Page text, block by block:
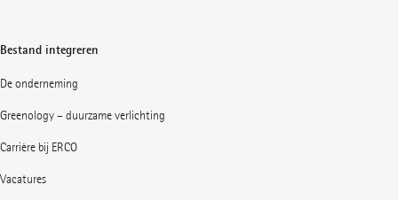
Bestand integreren
De onderneming
Greenology – duurzame verlichting
Carrière bij ERCO
Vacatures